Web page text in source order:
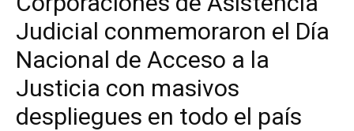
Judicial conmemoraron el Día
Nacional de Acceso a la
Justicia con masivos
despliegues en todo el país